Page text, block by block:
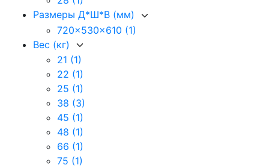
Размеры Д*Ш*В (мм)
720x530x610 (1)
Вес (кг)
21 (1)
22 (1)
25 (1)
38 (3)
45 (1)
48 (1)
66 (1)
75 (1)